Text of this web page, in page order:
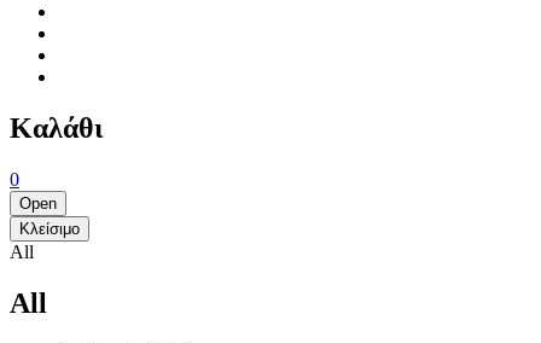
Καλάθι
0
Open
Κλείσιμο
All
All